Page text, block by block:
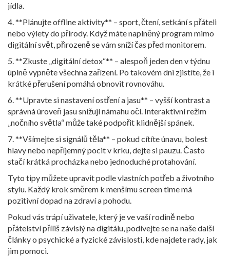
jídla.
4. **Plánujte offline aktivity** – sport, čtení, setkání s přáteli
nebo výlety do přírody. Když máte naplněný program mimo
digitální svět, přirozeně se vám sníží čas před monitorem.
5. **Zkuste „digitální detox“** – alespoň jeden den v týdnu
úplně vypněte všechna zařízení. Po takovém dni zjistíte, že i
krátké přerušení pomáhá obnovit rovnováhu.
6. **Upravte si nastavení ostření a jasu** – vyšší kontrast a
správná úroveň jasu snižují námahu očí. Interaktivní režim
„nočního světla“ může také podpořit klidnější spánek.
7. **Všímejte si signálů těla** – pokud cítíte únavu, bolest
hlavy nebo nepříjemný pocit v krku, dejte si pauzu. Často
stačí krátká procházka nebo jednoduché protahování.
Tyto tipy můžete upravit podle vlastních potřeb a životního
stylu. Každý krok směrem k menšímu screen time má
pozitivní dopad na zdraví a pohodu.
Pokud vás trápí uživatele, který je ve vaší rodině nebo
přátelství příliš závislý na digitálu, podívejte se na naše další
články o psychické a fyzické závislosti, kde najdete rady, jak
jim pomoci.